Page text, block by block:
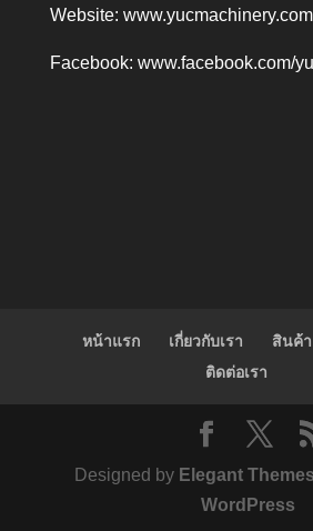
Website: www.yucmachinery.com
Facebook: www.facebook.com/
หน้าแรก เกี่ยวกับเรา สินค้า
ติดต่อเรา
Designed by Elegant Themes
WordPress